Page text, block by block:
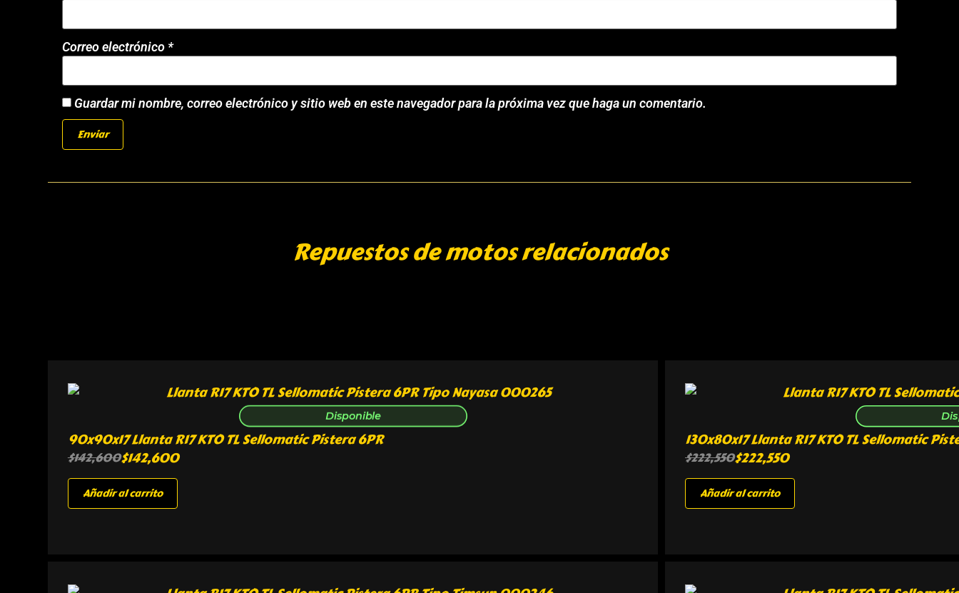
Correo electrónico *
Guardar mi nombre, correo electrónico y sitio web en este navegador para la próxima vez que haga un comentario.
Repuestos de motos relacionados
Disponible
90x90x17 Llanta R17 KTO TL Sellomatic Pistera 6PR
$142,600$142,600
Añadir al carrito
130x80x17 Llanta R17 KTO TL Sellomatic
$222,550$222,550
Añadir al carrito